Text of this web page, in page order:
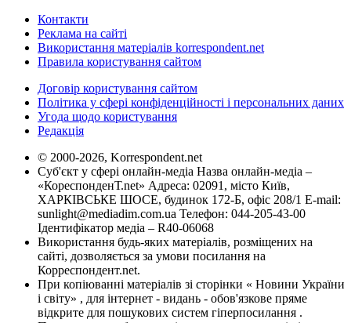
Контакти
Реклама на сайті
Використання матеріалів korrespondent.net
Правила користування сайтом
Договір користування сайтом
Політика у сфері конфіденційності і персональних даних
Угода щодо користування
Редакція
© 2000-2026, Korrespondent.net
Суб'єкт у сфері онлайн-медіа Назва онлайн-медіа –
«КореспонденТ.net» Адреса: 02091, місто Київ,
ХАРКІВСЬКЕ ШОСЕ, будинок 172-Б, офіс 208/1 E-mail:
sunlight@mediadim.com.ua Телефон: 044-205-43-00
Ідентифікатор медіа – R40-06068
Використання будь-яких матеріалів, розміщених на
сайті, дозволяється за умови посилання на
Корреспондент.net.
При копіюванні матеріалів зі сторінки « Новини України
і світу» , для інтернет - видань - обов'язкове пряме
відкрите для пошукових систем гіперпосилання .